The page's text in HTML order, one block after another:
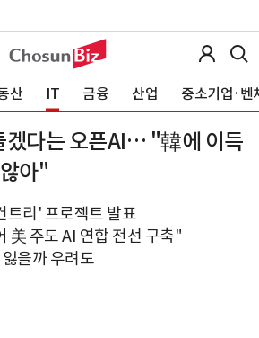
산 IT 금융 산업 중소기업·벤
겠다는 오픈AI… "韓에 이득
아"
트리' 프로젝트 발표
美 주도 AI 연합 전선 구축"
을까 우려도